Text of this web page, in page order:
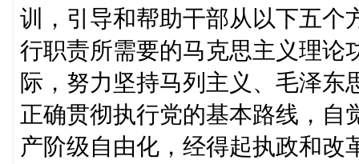
训，引导和帮助干部从以下五个
行职责所需要的马克思主义理论
际，努力坚持马列主义、毛泽东
正确贯彻执行党的基本路线，自
产阶级自由化，经得起执政和改